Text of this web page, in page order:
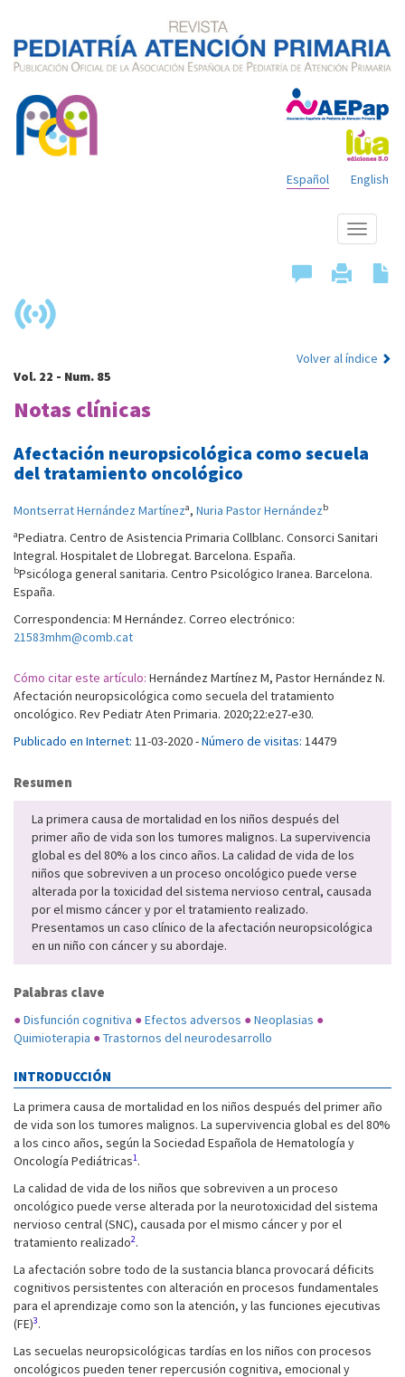
English
Español
Mostrar
menú
Volver al índice
Vol. 22 - Num. 85
Notas clínicas
Afectación neuropsicológica como secuela
del tratamiento oncológico
Montserrat Hernández Martíneza, Nuria Pastor Hernándezb
aPediatra. Centro de Asistencia Primaria Collblanc. Consorci Sanitari
Integral. Hospitalet de Llobregat. Barcelona. España.
bPsicóloga general sanitaria. Centro Psicológico Iranea. Barcelona.
España.
Correspondencia: M Hernández. Correo electrónico:
21583mhm@comb.cat
Cómo citar este artículo: Hernández Martínez M, Pastor Hernández N.
Afectación neuropsicológica como secuela del tratamiento
oncológico. Rev Pediatr Aten Primaria. 2020;22:e27-e30.
Publicado en Internet: 11-03-2020 -Número de visitas: 14479
Resumen
La primera causa de mortalidad en los niños después del
primer año de vida son los tumores malignos. La supervivencia
global es del 80% a los cinco años. La calidad de vida de los
niños que sobreviven a un proceso oncológico puede verse
alterada por la toxicidad del sistema nervioso central, causada
por el mismo cáncer y por el tratamiento realizado.
Presentamos un caso clínico de la afectación neuropsicológica
en un niño con cáncer y su abordaje.
Palabras clave
●Disfunción cognitiva ●Efectos adversos ●Neoplasias ●
Quimioterapia ●Trastornos del neurodesarrollo
INTRODUCCIÓN
La primera causa de mortalidad en los niños después del primer año
de vida son los tumores malignos. La supervivencia global es del 80%
a los cinco años, según la Sociedad Española de Hematología y
Oncología Pediátricas1.
La calidad de vida de los niños que sobreviven a un proceso
oncológico puede verse alterada por la neurotoxicidad del sistema
nervioso central (SNC), causada por el mismo cáncer y por el
tratamiento realizado2.
La afectación sobre todo de la sustancia blanca provocará déficits
cognitivos persistentes con alteración en procesos fundamentales
para el aprendizaje como son la atención, y las funciones ejecutivas
(FE)3.
Las secuelas neuropsicológicas tardías en los niños con procesos
oncológicos pueden tener repercusión cognitiva, emocional y